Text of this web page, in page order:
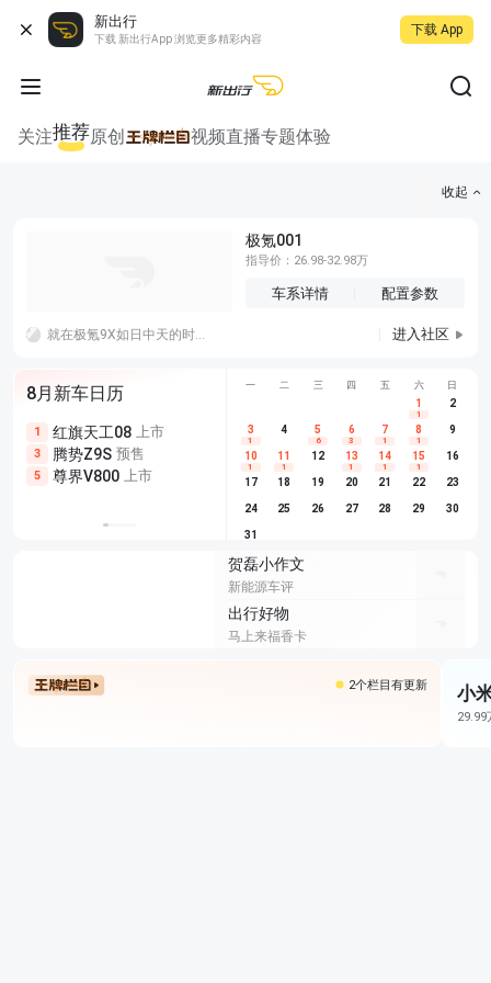
新出行
下载 新出行App 浏览更多精彩内容
下载 App
关注推荐原创 视频直播专题体验
收起
极氪001
指导价：26.98-32.98万
车系详情 配置参数
就在极氪9X如日中天的时候，极氪又趁热打铁，上市了定位略低一些的极氪8X。本以为极氪8X能够复刻极氪9X的辉煌。但事实好像并非如此。 进入社区
8月新车日历
1 红旗天工08 上市
3 腾势Z9S 预售
5 尊界V800 上市
尊界V680 上市
享界G9 预售
别克至境L7 预售
埃安
长城H10
深蓝S05
一 二 三 四 五 六 日
1
1
2
3
1
4 5
6
6
3
7
1
8
1
9
10
1
11
1
12 13
1
14
1
15
1
16
17 18 19 20 21 22 23
24 25 26 27 28 29 30
31
贺磊小作文
新能源车评
出行好物
马上来福香卡
2个栏目有更新 小
29.99